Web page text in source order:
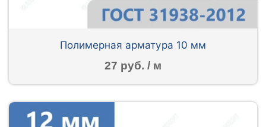
Полимерная арматура 10 мм
27 руб. / м